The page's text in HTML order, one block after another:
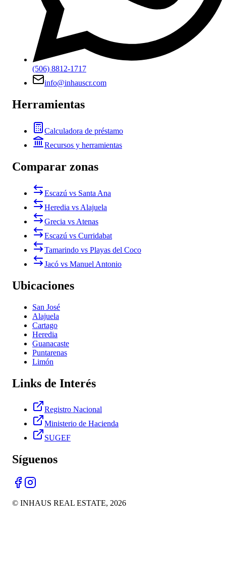
(506) 8812-1717
info@inhauscr.com
Herramientas
Calculadora de préstamo
Recursos y herramientas
Comparar zonas
Escazú vs Santa Ana
Heredia vs Alajuela
Grecia vs Atenas
Escazú vs Curridabat
Tamarindo vs Playas del Coco
Jacó vs Manuel Antonio
Ubicaciones
San José
Alajuela
Cartago
Heredia
Guanacaste
Puntarenas
Limón
Links de Interés
Registro Nacional
Ministerio de Hacienda
SUGEF
Síguenos
© INHAUS REAL ESTATE, 2026